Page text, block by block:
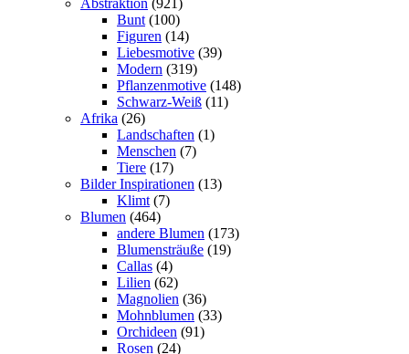
Abstraktion (921)
Bunt (100)
Figuren (14)
Liebesmotive (39)
Modern (319)
Pflanzenmotive (148)
Schwarz-Weiß (11)
Afrika (26)
Landschaften (1)
Menschen (7)
Tiere (17)
Bilder Inspirationen (13)
Klimt (7)
Blumen (464)
andere Blumen (173)
Blumensträuße (19)
Callas (4)
Lilien (62)
Magnolien (36)
Mohnblumen (33)
Orchideen (91)
Rosen (24)